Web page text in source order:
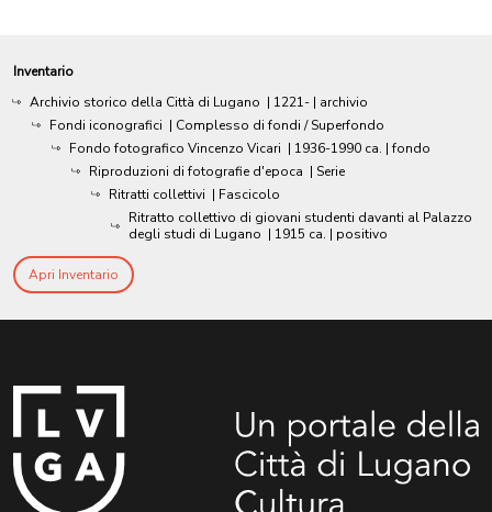
Inventario
Archivio storico della Città di Lugano | 1221- | archivio
Fondi iconografici | Complesso di fondi / Superfondo
Fondo fotografico Vincenzo Vicari | 1936-1990 ca. | fondo
Riproduzioni di fotografie d'epoca | Serie
Ritratti collettivi | Fascicolo
Ritratto collettivo di giovani studenti davanti al Palazzo
degli studi di Lugano | 1915 ca. | positivo
Apri Inventario